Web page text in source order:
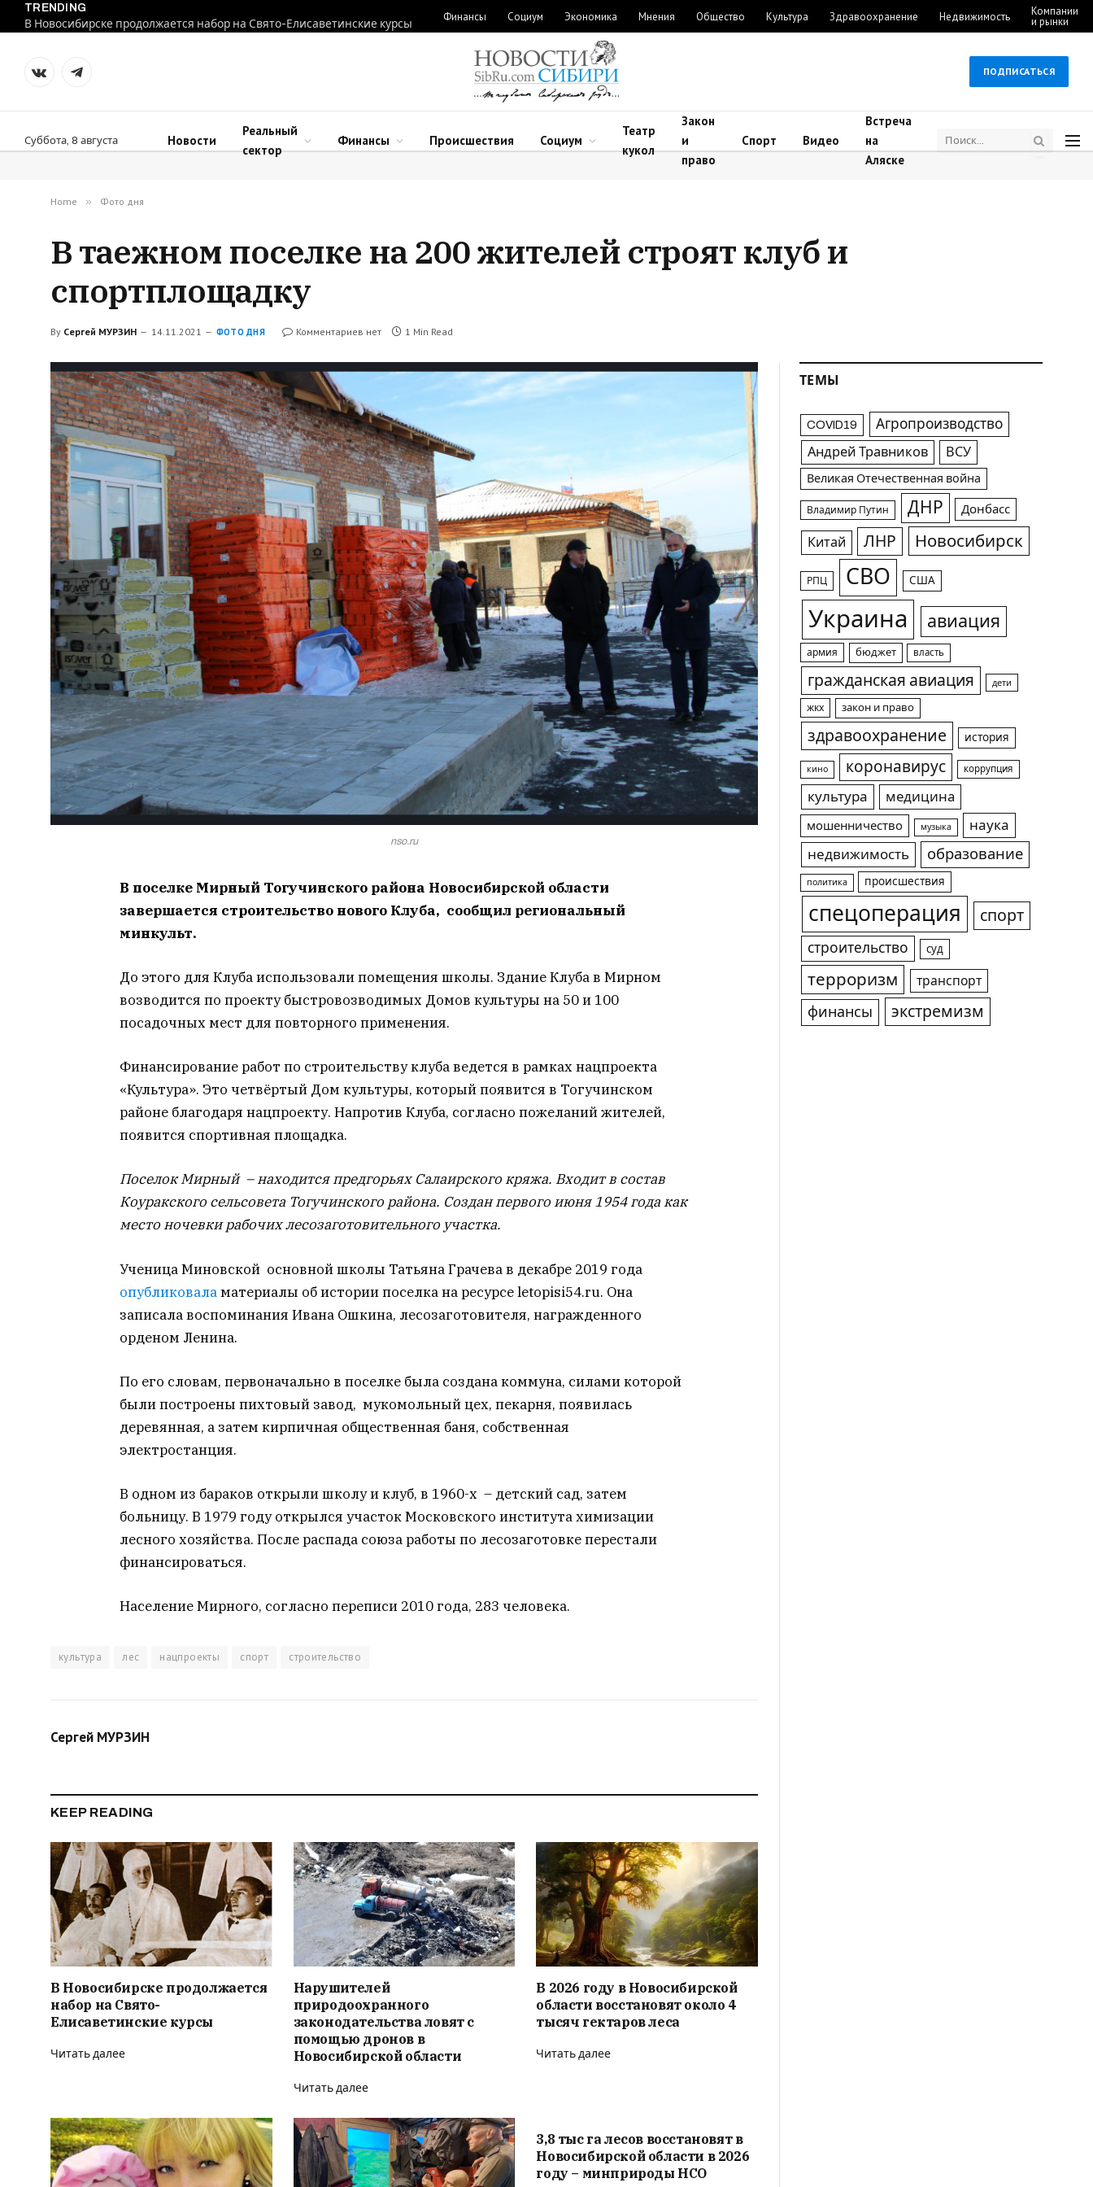
TRENDING
В Новосибирске продолжается набор на Свято-Елисаветинские курсы
Финансы Социум Экономика Мнения Общество Культура Здравоохранение Недвижимость Компании
и рынки
VKontakteTelegram
ПОДПИСАТЬСЯ
Суббота, 8 августа Новости
Реальный
сектор
Финансы Происшествия Социум
Театр
кукол
Закон
и
право
Спорт Видео
Встреча
на
Аляске
Home » Фото дня
В таежном поселке на 200 жителей строят клуб и
спортплощадку
By Сергей МУРЗИН 14.11.2021 ФОТО ДНЯ Комментариев нет 1 Min Read
nso.ru
В поселке Мирный Тогучинского района Новосибирской области
завершается строительство нового Клуба, сообщил региональный
минкульт.
До этого для Клуба использовали помещения школы. Здание Клуба в Мирном
возводится по проекту быстровозводимых Домов культуры на 50 и 100
посадочных мест для повторного применения.
Финансирование работ по строительству клуба ведется в рамках нацпроекта
«Культура». Это четвёртый Дом культуры, который появится в Тогучинском
районе благодаря нацпроекту. Напротив Клуба, согласно пожеланий жителей,
появится спортивная площадка.
Поселок Мирный – находится предгорьях Салаирского кряжа. Входит в состав
Коуракского сельсовета Тогучинского района. Создан первого июня 1954 года как
место ночевки рабочих лесозаготовительного участка.
Ученица Миновской основной школы Татьяна Грачева в декабре 2019 года
опубликоваламатериалы об истории поселка на ресурсе letopisi54.ru. Она
записала воспоминания Ивана Ошкина, лесозаготовителя, награжденного
орденом Ленина.
По его словам, первоначально в поселке была создана коммуна, силами которой
были построены пихтовый завод, мукомольный цех, пекарня, появилась
деревянная, а затем кирпичная общественная баня, собственная
электростанция.
В одном из бараков открыли школу и клуб, в 1960-х – детский сад, затем
больницу. В 1979 году открылся участок Московского института химизации
лесного хозяйства. После распада союза работы по лесозаготовке перестали
финансироваться.
Население Мирного, согласно переписи 2010 года, 283 человека.
культура лес нацпроекты спорт строительство
Сергей МУРЗИН
KEEP READING
В Новосибирске продолжается
набор на Свято-
Елисаветинские курсы
Читать далее
Нарушителей
природоохранного
законодательства ловят с
помощью дронов в
Новосибирской области
Читать далее
В 2026 году в Новосибирской
области восстановят около 4
тысяч гектаров леса
Читать далее
3,8 тыс га лесов восстановят в
Новосибирской области в 2026
году – минприроды НСО
ТЕМЫ
COVID19 Агропроизводство
Андрей Травников ВСУ
Великая Отечественная война
Владимир Путин ДНР Донбасс
Китай ЛНР Новосибирск
РПЦ СВО США
Украина авиация
армия бюджет власть
гражданская авиация дети
жкх закон и право
здравоохранение история
кино коронавирус коррупция
культура медицина
мошенничество музыка
наука
недвижимость
образование
политика происшествия
спецоперация спорт
строительство суд
терроризм транспорт
финансы экстремизм